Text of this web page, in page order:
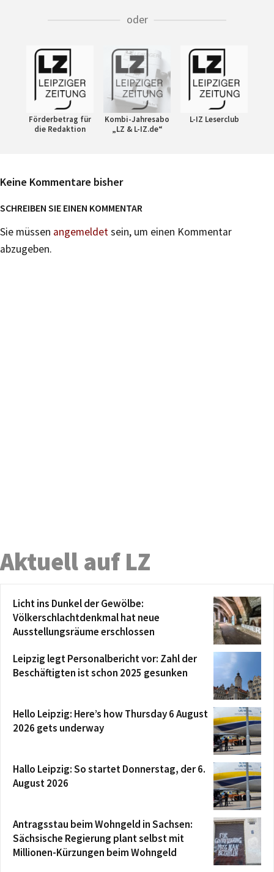
oder
Förderbetrag für
die Redaktion
Kombi-Jahresabo
„LZ & L-IZ.de“
L-IZ Leserclub
Keine Kommentare bisher
SCHREIBEN SIE EINEN KOMMENTAR
Sie müssen angemeldetsein, um einen Kommentar
abzugeben.
Aktuell auf LZ
Licht ins Dunkel der Gewölbe:
Völkerschlachtdenkmal hat neue
Ausstellungsräume erschlossen
Leipzig legt Personalbericht vor: Zahl der
Beschäftigten ist schon 2025 gesunken
Hello Leipzig: Here’s how Thursday 6 August
2026 gets underway
Hallo Leipzig: So startet Donnerstag, der 6.
August 2026
Antragsstau beim Wohngeld in Sachsen:
Sächsische Regierung plant selbst mit
Millionen-Kürzungen beim Wohngeld